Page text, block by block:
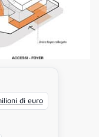
di euro